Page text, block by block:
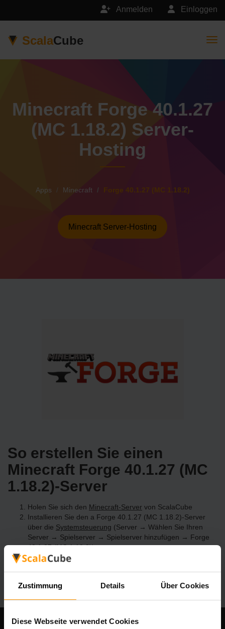
Zustimmung Details Über Cookies
Diese Webseite verwendet Cookies
Einloggen
Anmelden
ScalaCube
Minecraft Forge 40.1.27
(MC 1.18.2) Server-
Hosting
Apps Minecraft Forge 40.1.27 (MC 1.18.2)
Minecraft Server-Hosting
So erstellen Sie einen
Minecraft Forge 40.1.27 (MC
1.18.2)-Server
Holen Sie sich den Minecraft-Server von ScalaCube
Installieren Sie den a Forge 40.1.27 (MC 1.18.2)-Server
über die Systemsteuerung (Server → Wählen Sie Ihren
Server → Spielserver → Spielserver hinzufügen → Forge
40.1.27 (MC 1.18.2))
Viel Spaß beim Spielen auf dem Server!